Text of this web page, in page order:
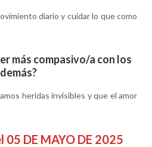
diario y cuidar lo que como
más compasivo/a con los
demás?
heridas invisibles y que el amor
DE MAYO DE 2025